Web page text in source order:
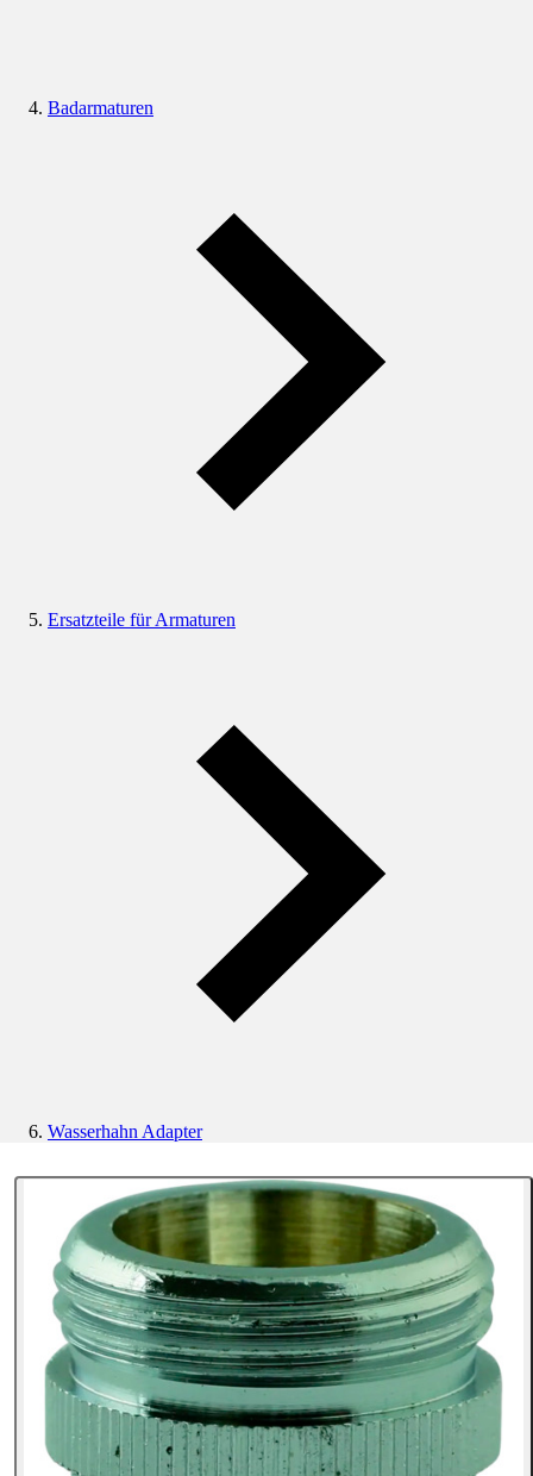
Badarmaturen
Ersatzteile für Armaturen
Wasserhahn Adapter